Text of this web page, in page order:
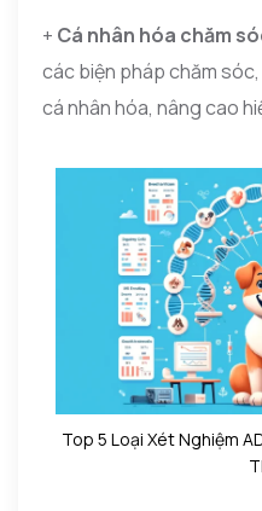
+ Cá nhân hóa chăm
các biện pháp chăm
cá nhân hóa, nâng cao
Top 5 Loại Xét Nghiệm